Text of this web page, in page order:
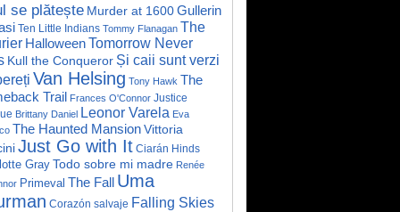
se plătește Murder at 1600Gullerin
Ten Little Indians Tommy Flanagan The
HalloweenTomorrow Never
Kull the Conqueror Și caii sunt verzi
Van Helsing Tony Hawk The
Trail Frances O'Connor Justice
Brittany Daniel Leonor Varela Eva
The Haunted MansionVittoria
Just Go with It Ciarán Hinds
GrayTodo sobre mi madre Renée
Primeval The Fall Uma
Corazón salvaje Falling Skies